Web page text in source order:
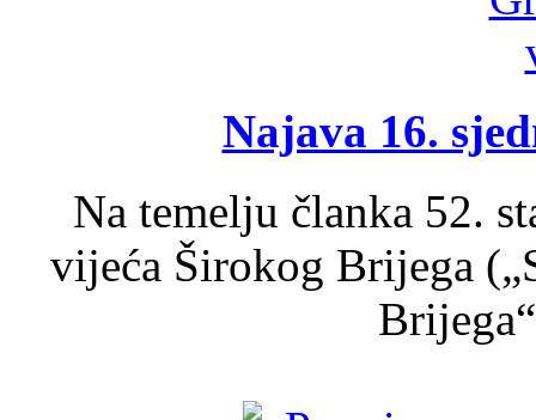
Najava 16.
Na temelju članka 52.
vijeća Širokog Brijega